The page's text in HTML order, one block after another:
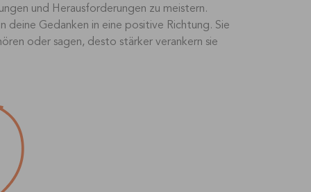
und Herausforderungen zu meistern.
Gedanken in eine positive Richtung. Sie
oder sagen, desto stärker verankern sie